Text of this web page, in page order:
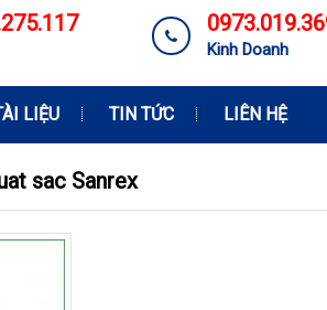
Kinh Doanh
LIỆU TIN TỨC LIÊN HỆ
sac Sanrex